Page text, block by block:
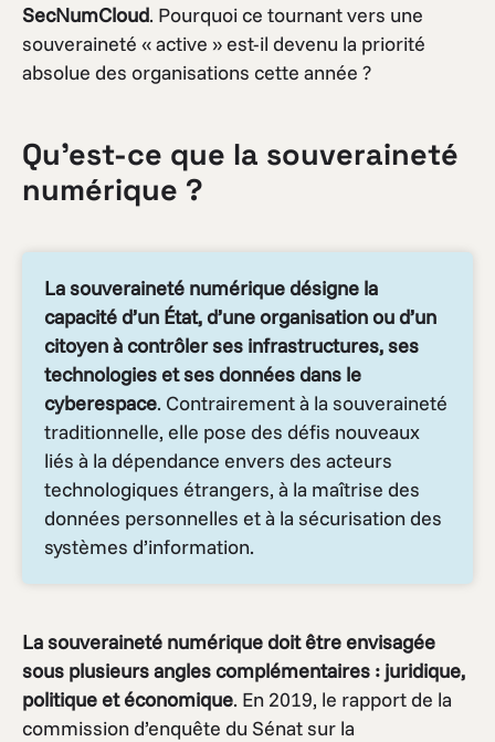
SecNumCloud. Pourquoi ce tournant vers une
souveraineté « active » est-il devenu la priorité
absolue des organisations cette année ?
Qu’est-ce que la souveraineté
numérique ?
La souveraineté numérique désigne la
capacité d’un État, d’une organisation ou d’un
citoyen à contrôler ses infrastructures, ses
technologies et ses données dans le
cyberespace. Contrairement à la souveraineté
traditionnelle, elle pose des défis nouveaux
liés à la dépendance envers des acteurs
technologiques étrangers, à la maîtrise des
données personnelles et à la sécurisation des
systèmes d’information.
La souveraineté numérique doit être envisagée
sous plusieurs angles complémentaires : juridique,
politique et économique. En 2019, le rapport de la
commission d’enquête du Sénat sur la